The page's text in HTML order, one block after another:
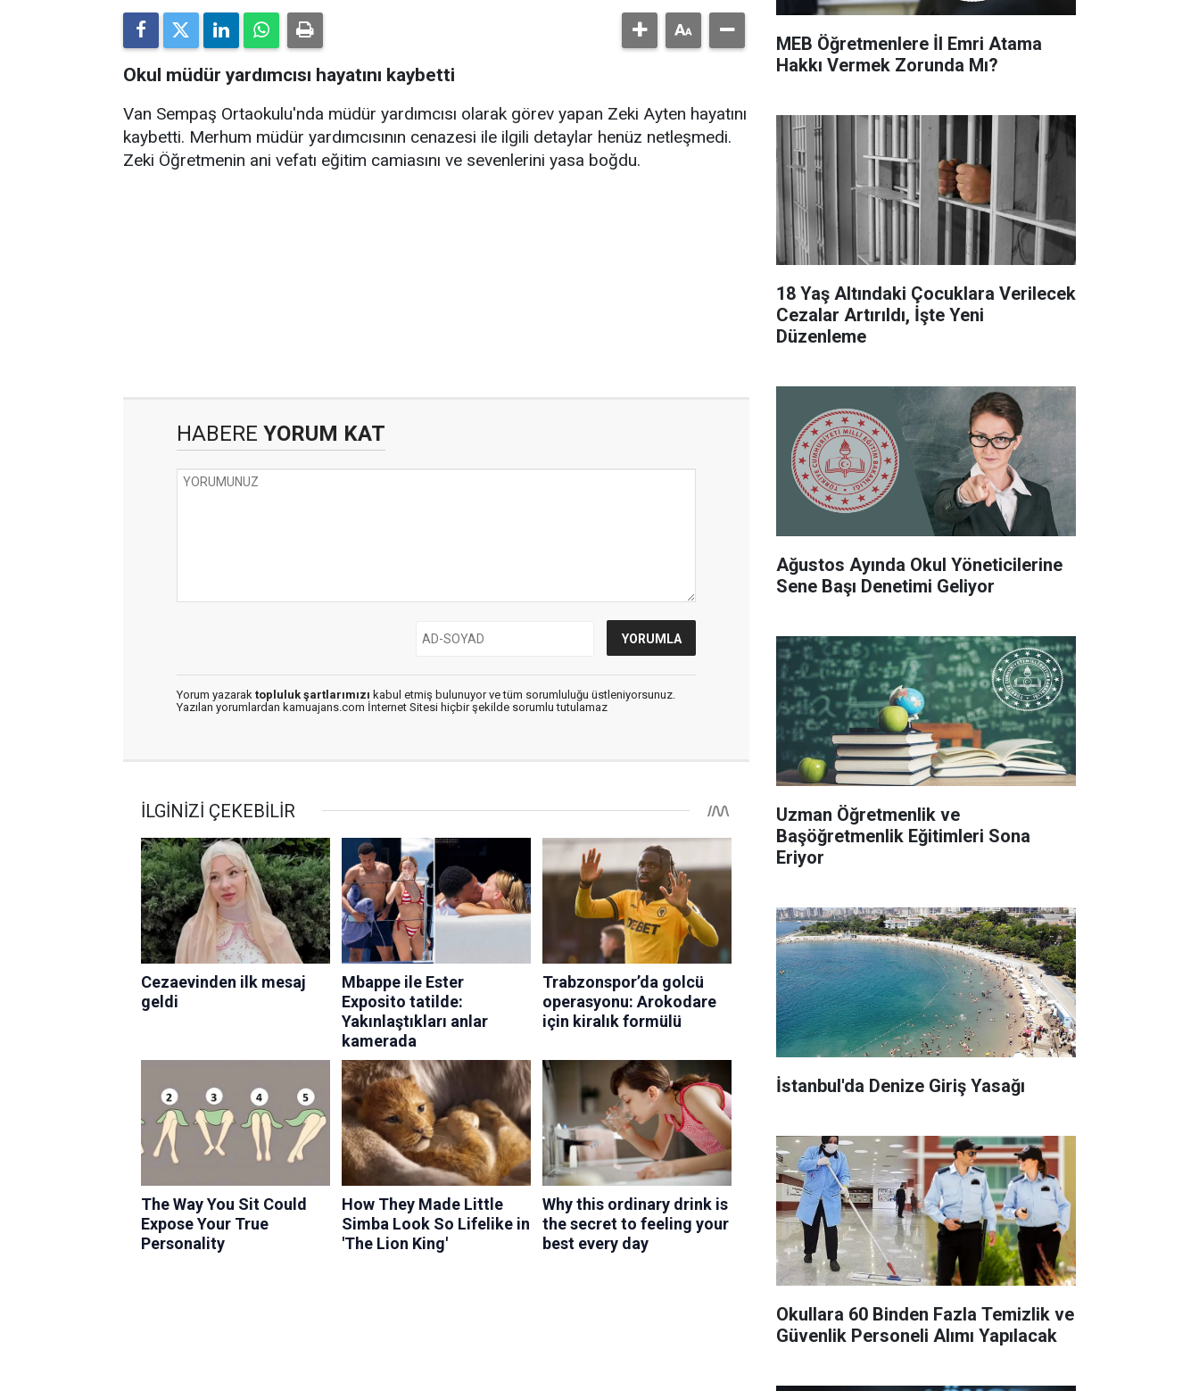
Okul müdür yardımcısı hayatını kaybetti
Van Sempaş Ortaokulu'nda müdür yardımcısı olarak görev yapan Zeki Ayten hayatını
kaybetti. Merhum müdür yardımcısının cenazesi ile ilgili detaylar henüz netleşmedi.
Zeki Öğretmenin ani vefatı eğitim camiasını ve sevenlerini yasa boğdu.
HABERE YORUM KAT
Yorum yazarak topluluk şartlarımızı kabul etmiş bulunuyor ve tüm sorumluluğu üstleniyorsunuz.
Yazılan yorumlardan kamuajans.com İnternet Sitesi hiçbir şekilde sorumlu tutulamaz
MEB Öğretmenlere İl Emri Atama
Hakkı Vermek Zorunda Mı?
18 Yaş Altındaki Çocuklara Verilecek
Cezalar Artırıldı, İşte Yeni
Düzenleme
Ağustos Ayında Okul Yöneticilerine
Sene Başı Denetimi Geliyor
Uzman Öğretmenlik ve
Başöğretmenlik Eğitimleri Sona
Eriyor
İstanbul'da Denize Giriş Yasağı
Okullara 60 Binden Fazla Temizlik ve
Güvenlik Personeli Alımı Yapılacak